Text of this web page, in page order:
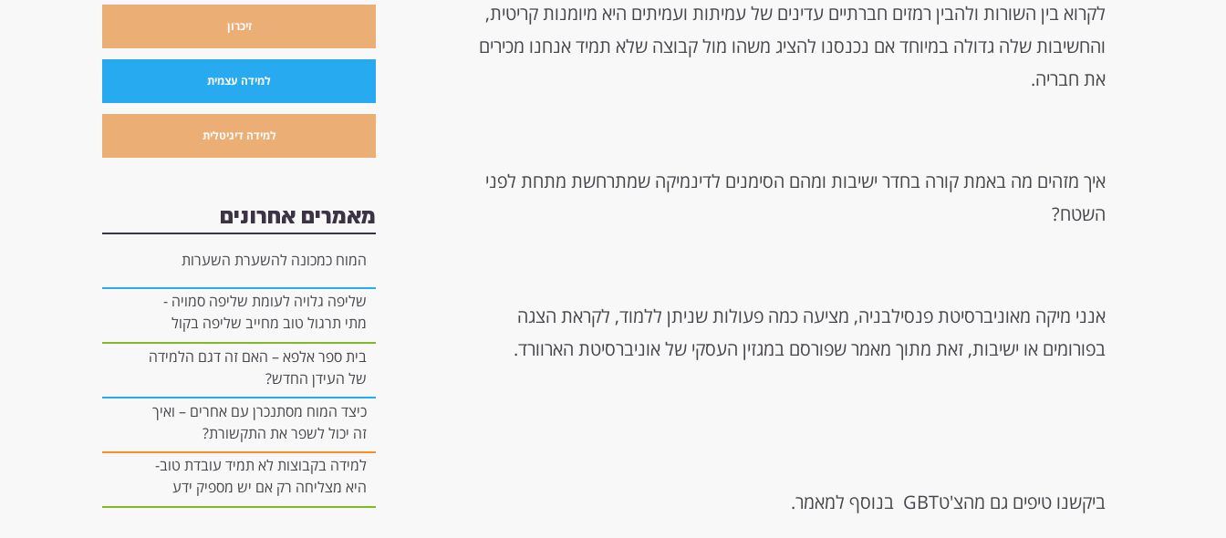
לקרוא בין השורות ולהבין רמזים חברתיים עדינים של עמיתות ועמיתים היא מיומנות קריטית,
והחשיבות שלה גדולה במיוחד אם נכנסנו להציג משהו מול קבוצה שלא תמיד אנחנו מכירים
את חבריה.
איך מזהים מה באמת קורה בחדר ישיבות ומהם הסימנים לדינמיקה שמתרחשת מתחת לפני
השטח?
אנני מיקה מאוניברסיטת פנסילבניה, מציעה כמה פעולות שניתן ללמוד, לקראת הצגה
בפורומים או ישיבות, זאת מתוך מאמר שפורסם במגזין העסקי של אוניברסיטת הארוורד.
ביקשנו טיפים גם מהצ'טGBT בנוסף למאמר.
זיכרון
למידה עצמית
למידה דיגיטלית
מאמרים אחרונים
המוח כמכונה להשערת השערות
שליפה גלויה לעומת שליפה סמויה -
מתי תרגול טוב מחייב שליפה בקול
רם, ומתי הוא יכול להיות "בתוך
הראש"?
בית ספר אלפא – האם זה דגם הלמידה
של העידן החדש?
כיצד המוח מסתנכרן עם אחרים – ואיך
זה יכול לשפר את התקשורת?
למידה בקבוצות לא תמיד עובדת טוב-
היא מצליחה רק אם יש מספיק ידע
להשתתפות משמעותית